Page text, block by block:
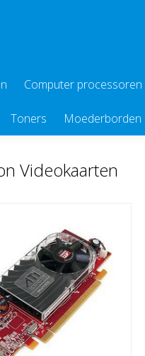
Computer processoren
Toners Moederborden
Videokaarten